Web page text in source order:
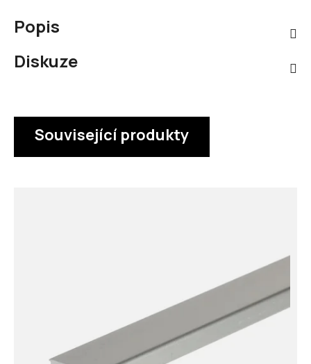
Popis
Diskuze
Související produkty